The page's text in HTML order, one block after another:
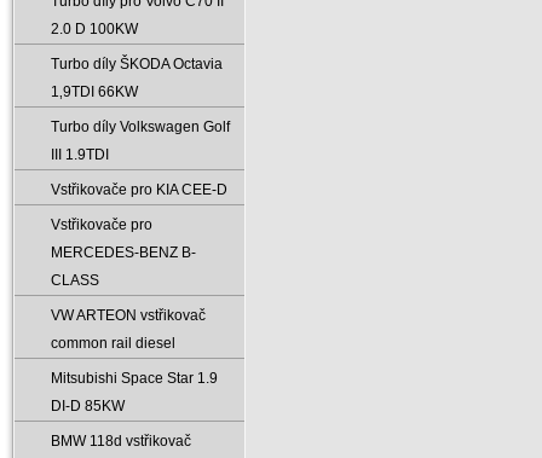
2.0 D 100KW
Turbo díly ŠKODA Octavia
1‚9TDI 66KW
Turbo díly Volkswagen Golf
III 1.9TDI
Vstřikovače pro KIA CEE-D
Vstřikovače pro
MERCEDES-BENZ B-
CLASS
VW ARTEON vstřikovač
common rail diesel
Mitsubishi Space Star 1.9
DI-D 85KW
BMW 118d vstřikovač